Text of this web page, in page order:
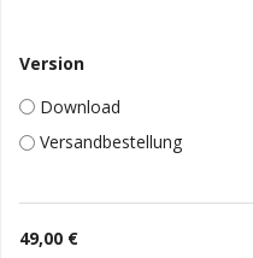
Version
Download
Versandbestellung
49,00 €